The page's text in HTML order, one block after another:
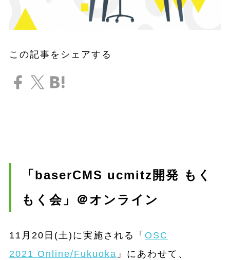
この記事をシェアする
「baserCMS ucmitz開発 もく
もく会」＠オンライン
11月20日(土)に実施される「 OSC
2021 Online/Fukuoka 」にあわせて、